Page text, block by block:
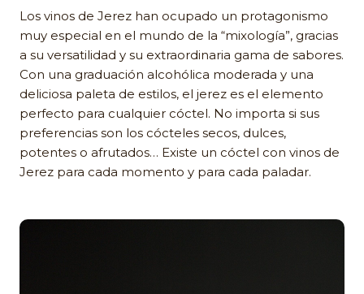
Los vinos de Jerez han ocupado un protagonismo
muy especial en el mundo de la “mixología”, gracias
a su versatilidad y su extraordinaria gama de sabores.
Con una graduación alcohólica moderada y una
deliciosa paleta de estilos, el jerez es el elemento
perfecto para cualquier cóctel. No importa si sus
preferencias son los cócteles secos, dulces,
potentes o afrutados… Existe un cóctel con vinos de
Jerez para cada momento y para cada paladar.